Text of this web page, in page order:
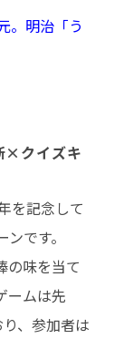
。明治「う
×クイズキ
を記念して
です。
の味を当て
ームは先
、参加者は